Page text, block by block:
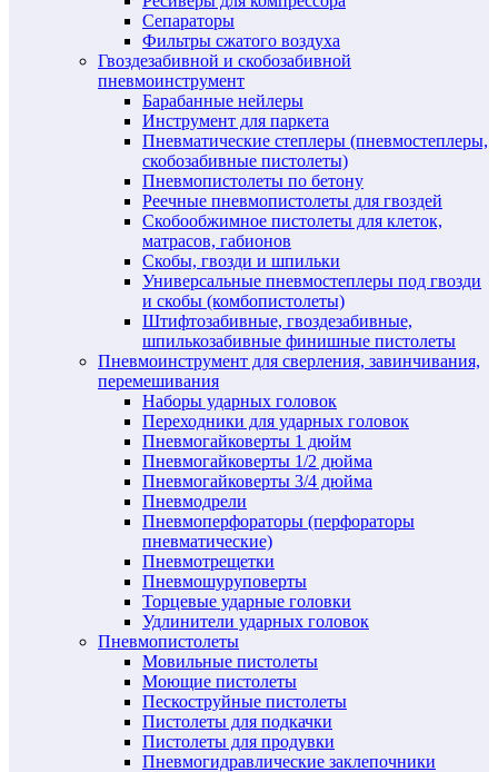
Сепараторы
Фильтры сжатого воздуха
Гвоздезабивной и скобозабивной
пневмоинструмент
Барабанные нейлеры
Инструмент для паркета
Пневматические степлеры (пневмостеплеры,
скобозабивные пистолеты)
Пневмопистолеты по бетону
Реечные пневмопистолеты для гвоздей
Скобообжимное пистолеты для клеток,
матрасов, габионов
Скобы, гвозди и шпильки
Универсальные пневмостеплеры под гвозди
и скобы (комбопистолеты)
Штифтозабивные, гвоздезабивные,
шпилькозабивные финишные пистолеты
Пневмоинструмент для сверления, завинчивания,
перемешивания
Наборы ударных головок
Переходники для ударных головок
Пневмогайковерты 1 дюйм
Пневмогайковерты 1/2 дюйма
Пневмогайковерты 3/4 дюйма
Пневмодрели
Пневмоперфораторы (перфораторы
пневматические)
Пневмотрещетки
Пневмошуруповерты
Торцевые ударные головки
Удлинители ударных головок
Пневмопистолеты
Мовильные пистолеты
Моющие пистолеты
Пескоструйные пистолеты
Пистолеты для подкачки
Пистолеты для продувки
Пневмогидравлические заклепочники